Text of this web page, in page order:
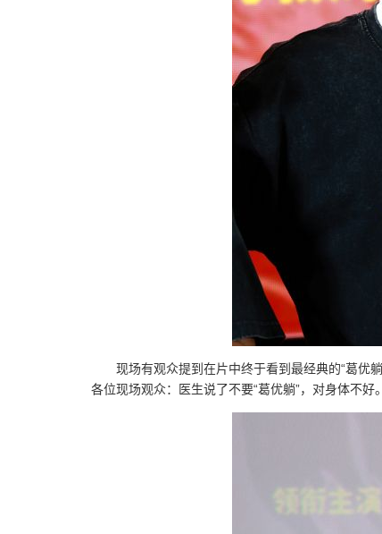
现场有观众提到在片中终于看到最经典的“葛优
各位现场观众：医生说了不要“葛优躺”，对身体不好。